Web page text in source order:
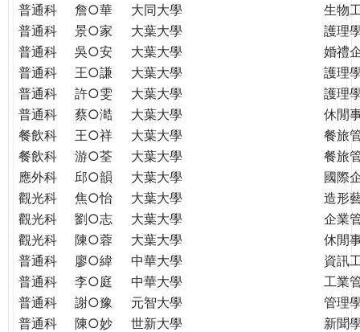
普通科
詹○華 大同大學
生物
普通科
景○家 大葉大學
護理
普通科
吳○安 大葉大學
婚禮
普通科
王○謙 大葉大學
護理
普通科
許○雯 大葉大學
護理
普通科
蔡○澔 大葉大學
休閒
餐飲科
王○祥 大葉大學
餐旅
餐飲科
游○荃 大葉大學
餐旅
應外科
邱○韻 大葉大學
國際
觀光科
焦○怡 大葉大學
造形
觀光科
劉○志 大葉大學
企業
觀光科
陳○蓉 大葉大學
休閒
普通科
廖○緯 中華大學
資訊
普通科
李○庭 中華大學
工業
普通科
謝○豫 元智大學
管理
普通科
陳○妙 世新大學
新聞